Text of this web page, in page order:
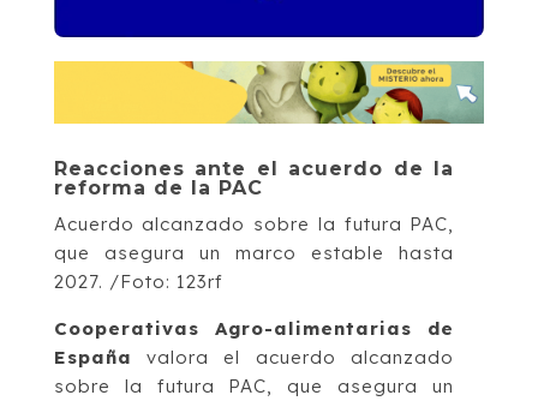
Reacciones ante el acuerdo de la
reforma de la PAC
Acuerdo alcanzado sobre la futura PAC,
que asegura un marco estable hasta
2027. /Foto: 123rf
Cooperativas Agro-alimentarias de
España valora el acuerdo alcanzado
sobre la futura PAC, que asegura un